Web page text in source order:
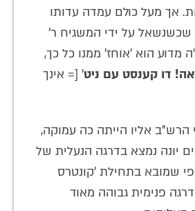
אך מעל כולם עמדה עדותו
על ידי המשגיח ר'
מדוע הוא 'אוחז' ממנו כל כך,
דו קענסט עם ניט' [= אינך
אליו הייתה כה עמוקה,
יונה נמצא בדרגה הנעלית של
שמובא בתחילת 'קונטרס
פנימית גבוהה מאוד